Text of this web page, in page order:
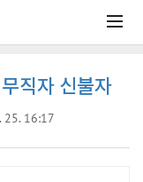
직자 신불자
25. 16:17